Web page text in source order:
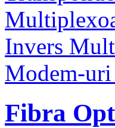
Invers
Modem-
Fibra